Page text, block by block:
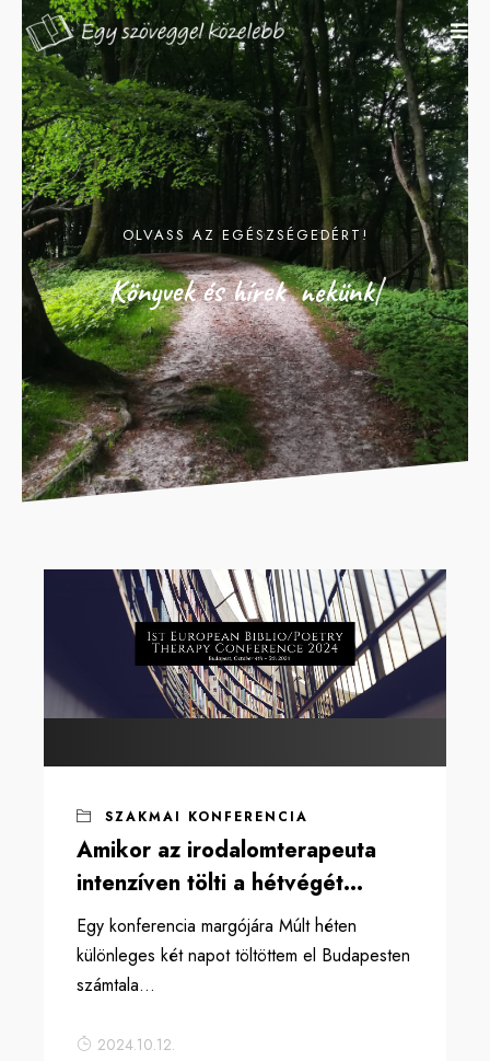
OLVASS AZ EGÉSZSÉGEDÉRT!
Könyvek és hírek nekünk|
SZAKMAI KONFERENCIA
Amikor az irodalomterapeuta
intenzíven tölti a hétvégét…
Egy konferencia margójára Múlt héten
különleges két napot töltöttem el Budapesten
számtala...
2024.10.12.